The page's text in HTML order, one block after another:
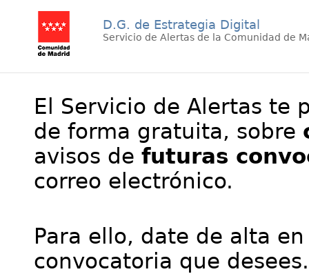
D.G. de Estrategia Digital
Servicio de Alertas de la Comunidad de
El Servicio de Alertas te
de forma gratuita, sobre
avisos de futuras
correo electrónico.
Para ello, date de alta
convocatoria que desees.